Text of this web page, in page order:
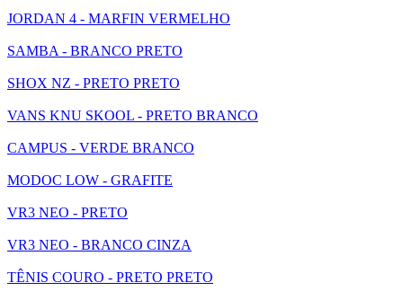
JORDAN 4 - MARFIN VERMELHO
SAMBA - BRANCO PRETO
SHOX NZ - PRETO PRETO
VANS KNU SKOOL - PRETO BRANCO
CAMPUS - VERDE BRANCO
MODOC LOW - GRAFITE
VR3 NEO - PRETO
VR3 NEO - BRANCO CINZA
TÊNIS COURO - PRETO PRETO